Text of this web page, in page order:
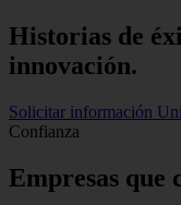
Historias de
innovación.
Solicitar información
Confianza
Empresas que